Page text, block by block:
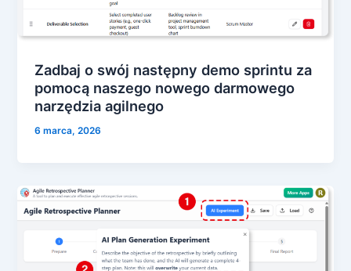
Zadbaj o swój następny demo sprintu za
pomocą naszego nowego darmowego
narzędzia agilnego
6 marca, 2026